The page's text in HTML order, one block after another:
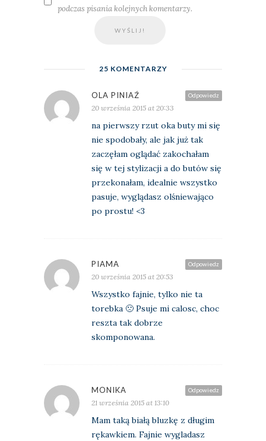
podczas pisania kolejnych komentarzy.
25 KOMENTARZY
Odpowiedz
OLA PINIAŹ
20 września 2015 at 20:33
na pierwszy rzut oka buty mi się
nie spodobały, ale jak już tak
zaczęłam oglądać zakochałam
się w tej stylizacji a do butów się
przekonałam, idealnie wszystko
pasuje, wyglądasz olśniewająco
po prostu! <3
Odpowiedz
PIAMA
20 września 2015 at 20:53
Wszystko fajnie, tylko nie ta
torebka 🙁 Psuje mi calosc, choc
reszta tak dobrze
skomponowana.
Odpowiedz
MONIKA
21 września 2015 at 13:10
Mam taką białą bluzkę z długim
rękawkiem. Fajnie wygladasz